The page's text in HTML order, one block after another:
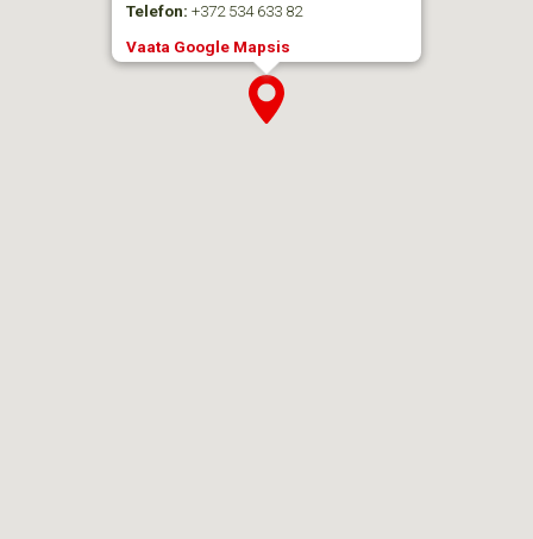
Telefon: +372 534 633 82
Vaata Google Mapsis